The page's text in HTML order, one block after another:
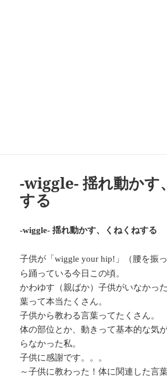
-wiggle- 揺れ動かす
する
-wiggle-揺れ動かす、くねくねする
子供が「wiggle your hip! 」（腰を振
ら踊っている今日この頃。
かわゆす（親ばか）子供がいなかっ
葉って本当たくさん。
子供から教わる言葉ってたくさん。
体の部位とか、動きって基本的な気
らなかった私。
子供に感謝です。。。
～子供に教わった！体に関連した言